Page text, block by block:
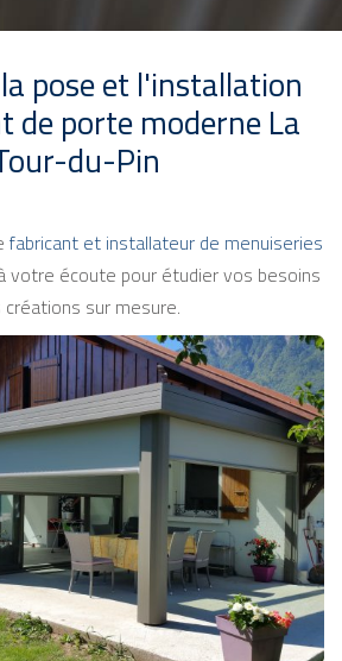
pose et l'installation
de porte moderne La
du-Pin
fabricant et installateur de menuiseries
votre écoute pour étudier vos besoins
sur mesure.